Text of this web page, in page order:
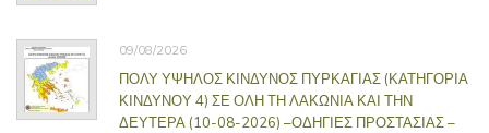
09/08/2026
ΠΟΛΥ ΥΨΗΛΟΣ ΚΙΝΔΥΝΟΣ ΠΥΡΚΑΓΙΑΣ (ΚΑΤΗΓΟΡΙΑ
ΚΙΝΔΥΝΟΥ 4) ΣΕ ΟΛΗ ΤΗ ΛΑΚΩΝΙΑ ΚΑΙ ΤΗΝ
ΔΕΥΤΕΡΑ (10-08-2026) –ΟΔΗΓΙΕΣ ΠΡΟΣΤΑΣΙΑΣ –